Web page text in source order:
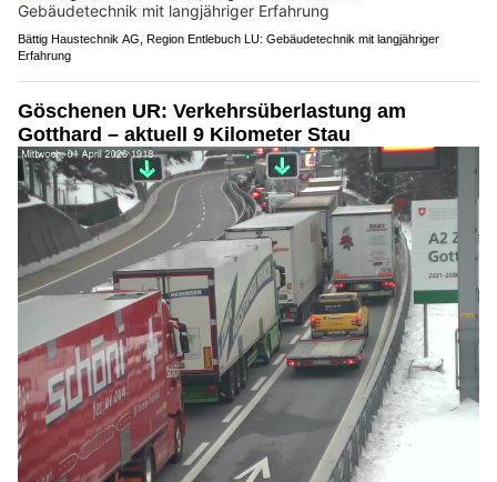
Bättig Haustechnik AG, Region Entlebuch LU: Gebäudetechnik mit langjähriger
Erfahrung
Göschenen UR: Verkehrsüberlastung am
Gotthard – aktuell 9 Kilometer Stau